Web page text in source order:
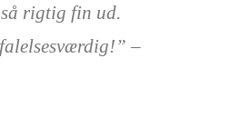
rigtig fin ud.
–